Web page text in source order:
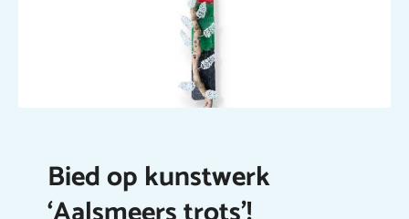
Bied op kunstwerk